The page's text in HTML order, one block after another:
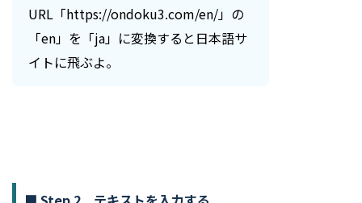
URL「https://ondoku3.com/en/」の
「en」を「ja」に変換すると日本語サ
イトに飛ぶよ。